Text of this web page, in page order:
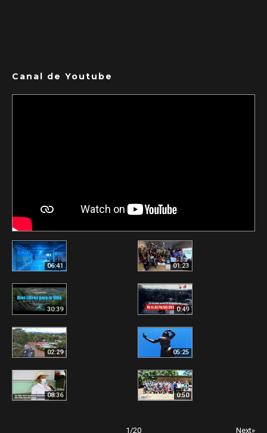
Canal de Youtube
06:41 01:23
30:39 0:49
02:29 05:25
08:36 0:50
1/20 Next»